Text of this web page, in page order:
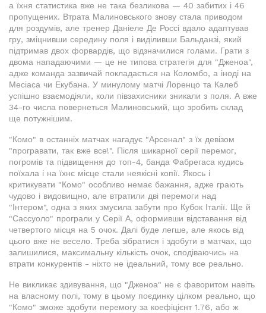
а їхня статистика вже не така безликова — 40 забитих і 46
пропущених. Втрата Малиновського знову стала приводом
для роздумів, але тренер Даніеле Де Россі вдало адаптував
гру, зміцнивши середину поля і виділивши Бальданзі, який
підтримав двох форвардів, що відзначилися голами. Грати з
двома нападаючими — це не типова стратегія для "Дженоа",
адже команда зазвичай покладається на Коломбо, а іноді на
Месіаса чи Екубана. У минулому матчі Лоренцо та Калеб
успішно взаємодіяли, коли півзахисники зникали з поля. А вже
34-го числа повернеться Малиновський, що зробить склад
ще потужнішим.
"Комо" в останніх матчах нагадує "Арсенал" з їх девізом
"програвати, так вже все!". Після шикарної серії перемог,
погромів та підвищення до топ-4, банда Фабрегаса кудись
поїхала і на їхнє місце стали неякісні копії. Якось і
критикувати "Комо" особливо немає бажання, адже грають
чудово і видовищно, але втратили дві перемоги над
"Інтером", одна з яких змусила забути про Кубок Італії. Ще й
"Сассуоло" програли у Серії А, оформивши відставання від
четвертого місця на 5 очок. Далі буде легше, але якось від
цього вже не весело. Треба зібратися і здобути в матчах, що
залишилися, максимальну кількість очок, сподіваючись на
втрати конкурентів - ніхто не ідеальний, тому все реально.
Не викликає здивування, що "Дженоа" не є фаворитом навіть
на власному полі, тому в цьому поєдинку цілком реально, що
"Комо" зможе здобути перемогу за коефіцієнт 1.76, або ж